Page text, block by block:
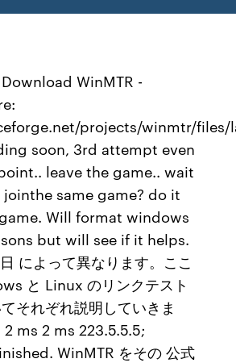
WinMTR -
projects/winmtr/
soon, 3rd attempt even
leave the game.. wait
jointhe same game? do it
Will format windows
but will see if it helps.
によって異なります。ここ
と Linux のリンクテスト
それぞれ説明していきま
2 ms 2 ms 223.5.5.5;
WinMTR をその 公式